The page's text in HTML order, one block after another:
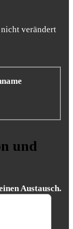
und
verändert
Austausch.